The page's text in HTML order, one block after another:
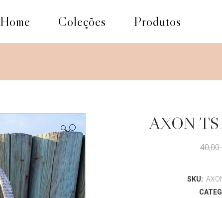
Home Coleções Produtos
🔍 AXON
40,00
SKU: